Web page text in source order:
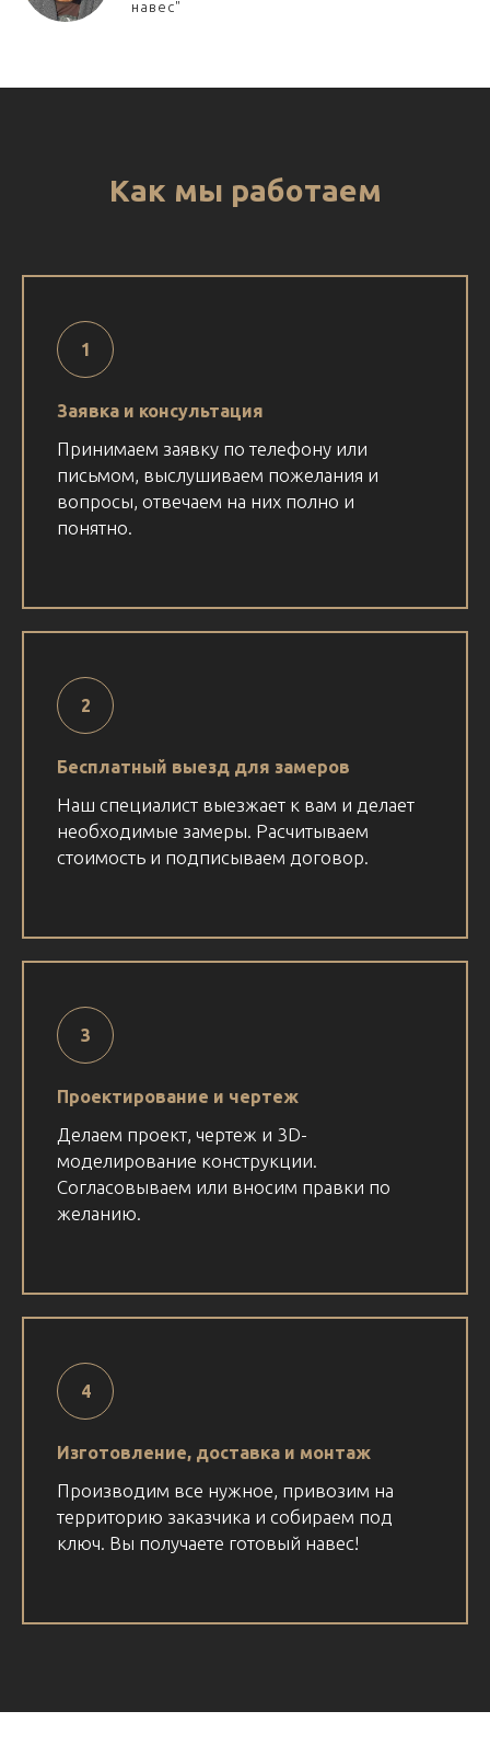
навес"
Как мы работаем
Заявка и консультация
Принимаем заявку по телефону или
письмом, выслушиваем пожелания и
вопросы, отвечаем на них полно и
понятно.
Бесплатный выезд для замеров
Наш специалист выезжает к вам и делает
необходимые замеры. Расчитываем
стоимость и подписываем договор.
Проектирование и чертеж
Делаем проект, чертеж и 3D-
моделирование конструкции.
Согласовываем или вносим правки по
желанию.
Изготовление, доставка и монтаж
Производим все нужное, привозим на
территорию заказчика и собираем под
ключ. Вы получаете готовый навес!